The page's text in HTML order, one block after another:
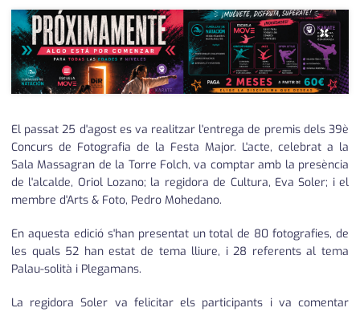
urbanisme
editorial
×
El passat 25 d'agost es va realitzar l'entrega de premis dels 39è
Concurs de Fotografia de la Festa Major. L'acte, celebrat a la
Sala Massagran de la Torre Folch, va comptar amb la presència
de l'alcalde, Oriol Lozano; la regidora de Cultura, Eva Soler; i el
membre d'Arts & Foto, Pedro Mohedano.
En aquesta edició s'han presentat un total de 80 fotografies, de
les quals 52 han estat de tema lliure, i 28 referents al tema
Palau-solità i Plegamans.
La regidora Soler va felicitar els participants i va comentar